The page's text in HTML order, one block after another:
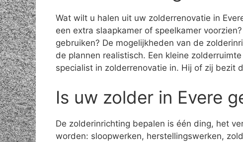
Wat wilt u halen uit uw zolderrenovatie in
een extra slaapkamer of speelkamer
gebruiken? De mogelijkheden van de
de plannen realistisch. Een kleine
specialist in zolderrenovatie in. Hij of zij bezit
Is uw zolder in Evere
De zolderinrichting bepalen is één ding, het
worden: sloopwerken, herstellingswerken,